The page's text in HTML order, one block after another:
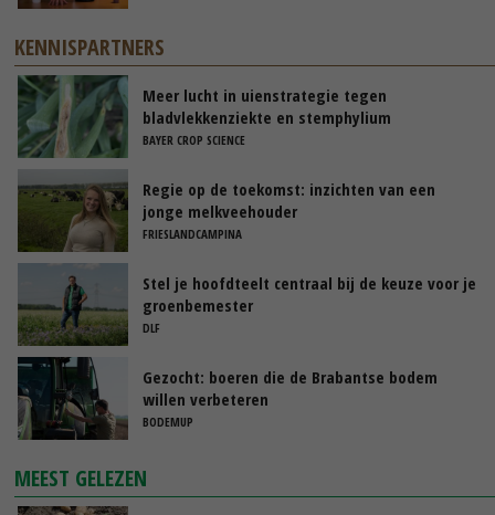
KENNISPARTNERS
Meer lucht in uienstrategie tegen
bladvlekkenziekte en stemphylium
BAYER CROP SCIENCE
Regie op de toekomst: inzichten van een
jonge melkveehouder
FRIESLANDCAMPINA
Stel je hoofdteelt centraal bij de keuze voor je
groenbemester
DLF
Gezocht: boeren die de Brabantse bodem
willen verbeteren
BODEMUP
MEEST GELEZEN